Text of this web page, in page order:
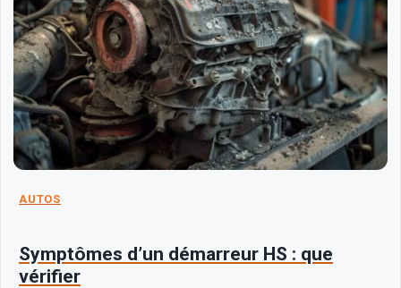
AUTOS
Symptômes d’un démarreur HS : que
vérifier